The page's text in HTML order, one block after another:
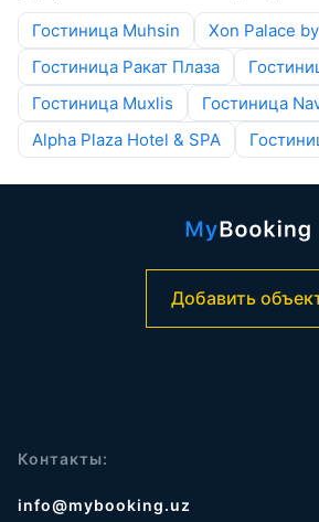
Гостиница Muhsin
Xon Palace
Гостиница Ракат Плаза
Гостиница Muxlis
Гостиница
Alpha Plaza Hotel & SPA
Добавить
Контакты:
info@mybooking.uz